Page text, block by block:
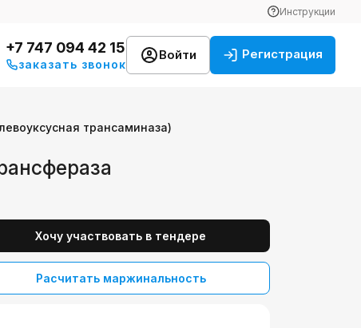
Инструкции
+7 747 094 42 15
заказать звонок
Войти Регистрация
трансаминаза)
Хочу участвовать в тендере
Расчитать маржинальность